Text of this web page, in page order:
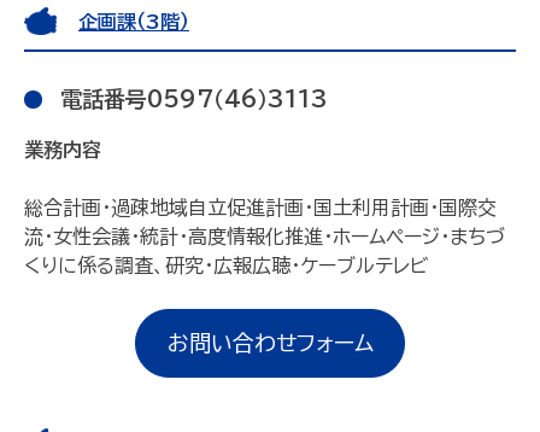
企画課（3階）
電話番号0597（46）3113
業務内容
総合計画・過疎地域自立促進計画・国土利用計画・国際交
流・女性会議・統計・高度情報化推進・ホームページ・まちづ
くりに係る調査、研究・広報広聴・ケーブルテレビ
お問い合わせフォーム